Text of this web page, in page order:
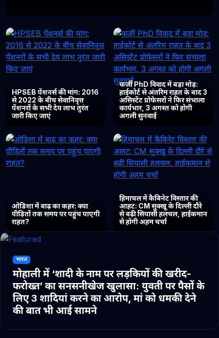
HPSEB पेंशनर्स की मांग: 2016
से 2022 के बीच सेवानिवृत्त
पेंशनरों के सभी देय लाभ तुरंत
जारी किए जाएं
फर्जी PhD विवाद में बड़ा मोड़:
हाईकोर्ट से अंतरिम राहत के बाद 3
असिस्टेंट प्रोफेसरों ने फिर संभाला
कार्यभार, 3 अगस्त को होगी
अगली सुनवाई
ओडिशा में बाढ़ का कहर: क्या
पीड़ितों तक समय पर पहुंच पाएगी
राहत?
हिमाचल में कैबिनेट विस्तार की
आहट: CM सुक्खू के दिल्ली दौरे
से बढ़ी सियासी हलचल, हाईकमान
से होगी अहम चर्चा
भारत
मोहाली में ‘शादी के नाम पर लड़कियों की खरीद-
फरोख्त’ का सनसनीखेज खुलासा: युवती पर पैसों के
लिए 3 शादियां करने का आरोप, मां को धमकी देने
की बात भी आई सामने